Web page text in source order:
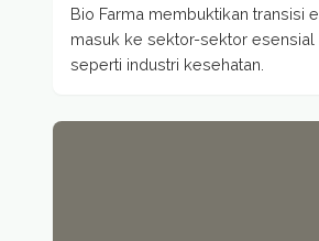
Bio Farma membuktikan transisi
masuk ke sektor-sektor esensial
seperti industri kesehatan.